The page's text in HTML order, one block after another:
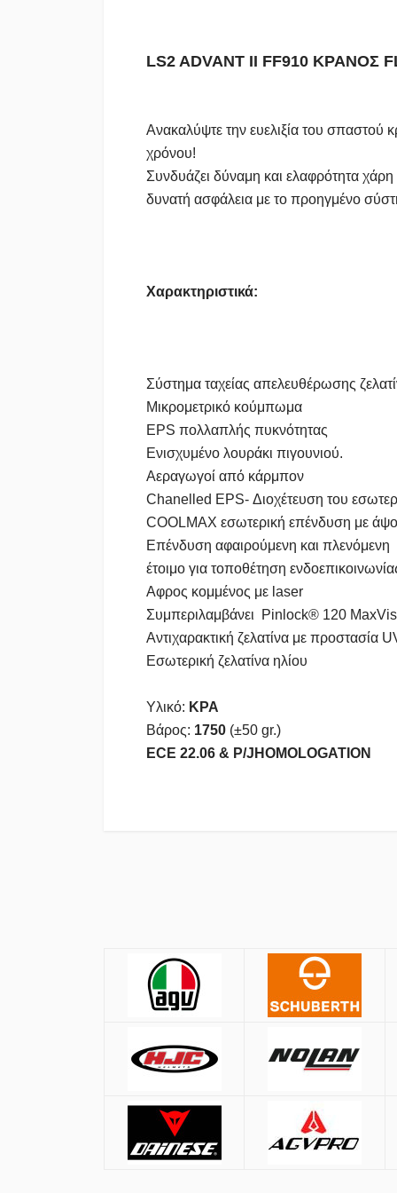
LS2 ADVANT II FF910 ΚΡΑΝΟΣ
Ανακαλύψτε την ευελιξία του σπαστού
χρόνου!
Συνδυάζει δύναμη και ελαφρότητα χάρη
δυνατή ασφάλεια με το προηγμένο
Χαρακτηριστικά:
Σύστημα ταχείας απελευθέρωσης
Μικρομετρικό κούμπωμα
EPS πολλαπλής πυκνότητας
Ενισχυμένο λουράκι πιγουνιού.
Αεραγωγοί από κάρμπον
Chanelled EPS- Διοχέτευση του
COOLMAX εσωτερική επένδυση με
Επένδυση αφαιρούμενη και πλενόμενη
έτοιμο για τοποθέτηση
Αφρος κομμένος με laser
Συμπεριλαμβάνει Pinlock® 120
Αντιχαρακτική ζελατίνα με προστασία
Εσωτερική ζελατίνα ηλίου
Υλικό: KPA
Βάρος: 1750 (±50 gr.)
ECE 22.06 & P/JHOMOLOGATION
ΚΡΑΝΗ
Μέγεθος
ΧS
S
Όλες οι αποστολές πραγματοποιούνται
Αθήνα:
2.90€
1.50€
Δωρεάν μεταφορικά για